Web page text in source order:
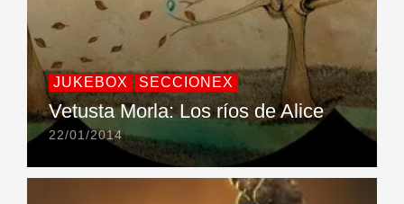
JUKEBOX SECCIONEX
Vetusta Morla: Los ríos de Alice
22/01/2014